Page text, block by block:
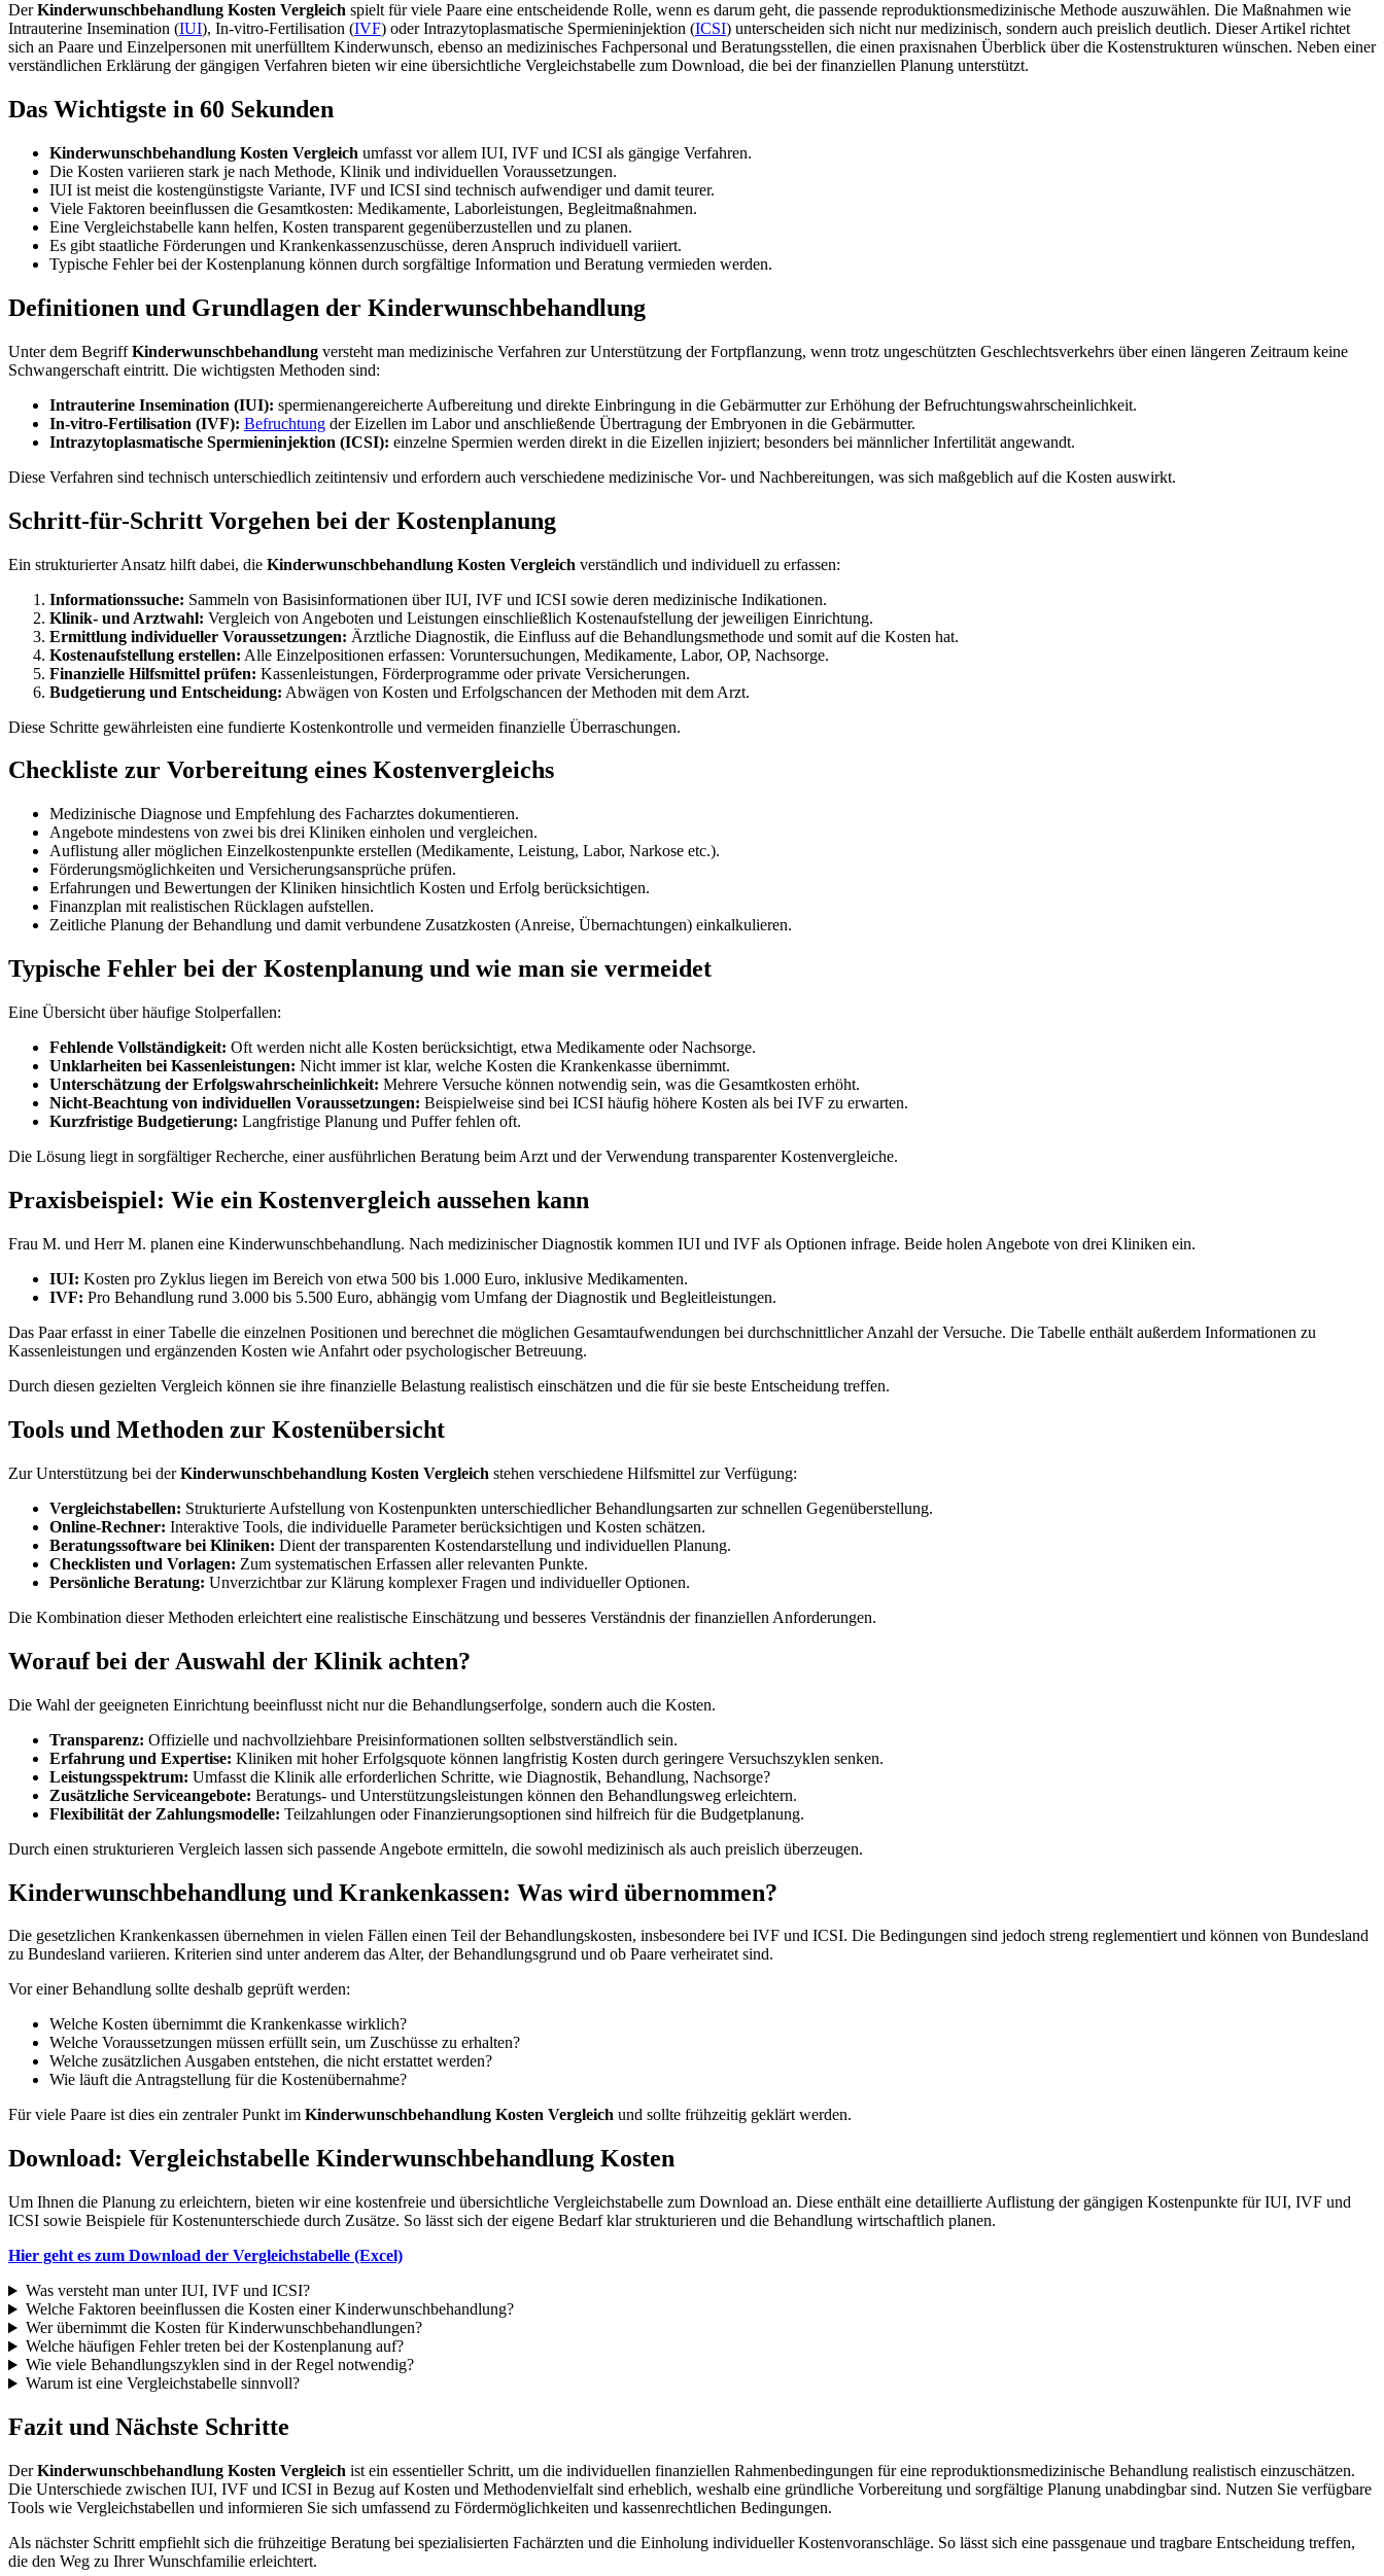
DerKinderwunschbehandlung Kosten Vergleich spielt für viele Paare eine entscheidende Rolle, wenn es darum geht, die passende reproduktionsmedizinische Methode auszuwählen. Die Maßnahmen wie
Intrauterine Insemination (IUI), In-vitro-Fertilisation (IVF) oder Intrazytoplasmatische Spermieninjektion (ICSI) unterscheiden sich nicht nur medizinisch, sondern auch preislich deutlich. Dieser Artikel richtet
sich an Paare und Einzelpersonen mit unerfülltem Kinderwunsch, ebenso an medizinisches Fachpersonal und Beratungsstellen, die einen praxisnahen Überblick über die Kostenstrukturen wünschen. Neben einer
verständlichen Erklärung der gängigen Verfahren bieten wir eine übersichtliche Vergleichstabelle zum Download, die bei der finanziellen Planung unterstützt.
Das Wichtigste in 60 Sekunden
Kinderwunschbehandlung Kosten Vergleich umfasst vor allem IUI, IVF und ICSI als gängige Verfahren.
Die Kosten variieren stark je nach Methode, Klinik und individuellen Voraussetzungen.
IUI ist meist die kostengünstigste Variante, IVF und ICSI sind technisch aufwendiger und damit teurer.
Viele Faktoren beeinflussen die Gesamtkosten: Medikamente, Laborleistungen, Begleitmaßnahmen.
Eine Vergleichstabelle kann helfen, Kosten transparent gegenüberzustellen und zu planen.
Es gibt staatliche Förderungen und Krankenkassenzuschüsse, deren Anspruch individuell variiert.
Typische Fehler bei der Kostenplanung können durch sorgfältige Information und Beratung vermieden werden.
Definitionen und Grundlagen der Kinderwunschbehandlung
Unter dem BegriffKinderwunschbehandlung versteht man medizinische Verfahren zur Unterstützung der Fortpflanzung, wenn trotz ungeschützten Geschlechtsverkehrs über einen längeren Zeitraum keine
Schwangerschaft eintritt. Die wichtigsten Methoden sind:
Intrauterine Insemination (IUI): spermienangereicherte Aufbereitung und direkte Einbringung in die Gebärmutter zur Erhöhung der Befruchtungswahrscheinlichkeit.
In-vitro-Fertilisation (IVF): Befruchtung der Eizellen im Labor und anschließende Übertragung der Embryonen in die Gebärmutter.
Intrazytoplasmatische Spermieninjektion (ICSI): einzelne Spermien werden direkt in die Eizellen injiziert; besonders bei männlicher Infertilität angewandt.
Diese Verfahren sind technisch unterschiedlich zeitintensiv und erfordern auch verschiedene medizinische Vor- und Nachbereitungen, was sich maßgeblich auf die Kosten auswirkt.
Schritt-für-Schritt Vorgehen bei der Kostenplanung
Ein strukturierter Ansatz hilft dabei, die Kinderwunschbehandlung Kosten Vergleich verständlich und individuell zu erfassen:
Informationssuche: Sammeln von Basisinformationen über IUI, IVF und ICSI sowie deren medizinische Indikationen.
Klinik- und Arztwahl: Vergleich von Angeboten und Leistungen einschließlich Kostenaufstellung der jeweiligen Einrichtung.
Ermittlung individueller Voraussetzungen: Ärztliche Diagnostik, die Einfluss auf die Behandlungsmethode und somit auf die Kosten hat.
Kostenaufstellung erstellen: Alle Einzelpositionen erfassen: Voruntersuchungen, Medikamente, Labor, OP, Nachsorge.
Finanzielle Hilfsmittel prüfen: Kassenleistungen, Förderprogramme oder private Versicherungen.
Budgetierung und Entscheidung: Abwägen von Kosten und Erfolgschancen der Methoden mit dem Arzt.
Diese Schritte gewährleisten eine fundierte Kostenkontrolle und vermeiden finanzielle Überraschungen.
Checkliste zur Vorbereitung eines Kostenvergleichs
Medizinische Diagnose und Empfehlung des Facharztes dokumentieren.
Angebote mindestens von zwei bis drei Kliniken einholen und vergleichen.
Auflistung aller möglichen Einzelkostenpunkte erstellen (Medikamente, Leistung, Labor, Narkose etc.).
Förderungsmöglichkeiten und Versicherungsansprüche prüfen.
Erfahrungen und Bewertungen der Kliniken hinsichtlich Kosten und Erfolg berücksichtigen.
Finanzplan mit realistischen Rücklagen aufstellen.
Zeitliche Planung der Behandlung und damit verbundene Zusatzkosten (Anreise, Übernachtungen) einkalkulieren.
Typische Fehler bei der Kostenplanung und wie man sie vermeidet
Eine Übersicht über häufige Stolperfallen:
Fehlende Vollständigkeit: Oft werden nicht alle Kosten berücksichtigt, etwa Medikamente oder Nachsorge.
Unklarheiten bei Kassenleistungen: Nicht immer ist klar, welche Kosten die Krankenkasse übernimmt.
Unterschätzung der Erfolgswahrscheinlichkeit: Mehrere Versuche können notwendig sein, was die Gesamtkosten erhöht.
Nicht-Beachtung von individuellen Voraussetzungen: Beispielweise sind bei ICSI häufig höhere Kosten als bei IVF zu erwarten.
Kurzfristige Budgetierung: Langfristige Planung und Puffer fehlen oft.
Die Lösung liegt in sorgfältiger Recherche, einer ausführlichen Beratung beim Arzt und der Verwendung transparenter Kostenvergleiche.
Praxisbeispiel: Wie ein Kostenvergleich aussehen kann
Frau M. und Herr M. planen eine Kinderwunschbehandlung. Nach medizinischer Diagnostik kommen IUI und IVF als Optionen infrage. Beide holen Angebote von drei Kliniken ein.
IUI: Kosten pro Zyklus liegen im Bereich von etwa 500 bis 1.000 Euro, inklusive Medikamenten.
IVF: Pro Behandlung rund 3.000 bis 5.500 Euro, abhängig vom Umfang der Diagnostik und Begleitleistungen.
Das Paar erfasst in einer Tabelle die einzelnen Positionen und berechnet die möglichen Gesamtaufwendungen bei durchschnittlicher Anzahl der Versuche. Die Tabelle enthält außerdem Informationen zu
Kassenleistungen und ergänzenden Kosten wie Anfahrt oder psychologischer Betreuung.
Durch diesen gezielten Vergleich können sie ihre finanzielle Belastung realistisch einschätzen und die für sie beste Entscheidung treffen.
Tools und Methoden zur Kostenübersicht
Zur Unterstützung bei derKinderwunschbehandlung Kosten Vergleich stehen verschiedene Hilfsmittel zur Verfügung:
Vergleichstabellen: Strukturierte Aufstellung von Kostenpunkten unterschiedlicher Behandlungsarten zur schnellen Gegenüberstellung.
Online-Rechner: Interaktive Tools, die individuelle Parameter berücksichtigen und Kosten schätzen.
Beratungssoftware bei Kliniken: Dient der transparenten Kostendarstellung und individuellen Planung.
Checklisten und Vorlagen: Zum systematischen Erfassen aller relevanten Punkte.
Persönliche Beratung: Unverzichtbar zur Klärung komplexer Fragen und individueller Optionen.
Die Kombination dieser Methoden erleichtert eine realistische Einschätzung und besseres Verständnis der finanziellen Anforderungen.
Worauf bei der Auswahl der Klinik achten?
Die Wahl der geeigneten Einrichtung beeinflusst nicht nur die Behandlungserfolge, sondern auch die Kosten.
Transparenz: Offizielle und nachvollziehbare Preisinformationen sollten selbstverständlich sein.
Erfahrung und Expertise: Kliniken mit hoher Erfolgsquote können langfristig Kosten durch geringere Versuchszyklen senken.
Leistungsspektrum: Umfasst die Klinik alle erforderlichen Schritte, wie Diagnostik, Behandlung, Nachsorge?
Zusätzliche Serviceangebote: Beratungs- und Unterstützungsleistungen können den Behandlungsweg erleichtern.
Flexibilität der Zahlungsmodelle: Teilzahlungen oder Finanzierungsoptionen sind hilfreich für die Budgetplanung.
Durch einen strukturieren Vergleich lassen sich passende Angebote ermitteln, die sowohl medizinisch als auch preislich überzeugen.
Kinderwunschbehandlung und Krankenkassen: Was wird übernommen?
Die gesetzlichen Krankenkassen übernehmen in vielen Fällen einen Teil der Behandlungskosten, insbesondere bei IVF und ICSI. Die Bedingungen sind jedoch streng reglementiert und können von Bundesland
zu Bundesland variieren. Kriterien sind unter anderem das Alter, der Behandlungsgrund und ob Paare verheiratet sind.
Vor einer Behandlung sollte deshalb geprüft werden:
Welche Kosten übernimmt die Krankenkasse wirklich?
Welche Voraussetzungen müssen erfüllt sein, um Zuschüsse zu erhalten?
Welche zusätzlichen Ausgaben entstehen, die nicht erstattet werden?
Wie läuft die Antragstellung für die Kostenübernahme?
Für viele Paare ist dies ein zentraler Punkt im Kinderwunschbehandlung Kosten Vergleich und sollte frühzeitig geklärt werden.
Download: Vergleichstabelle Kinderwunschbehandlung Kosten
Um Ihnen die Planung zu erleichtern, bieten wir eine kostenfreie und übersichtliche Vergleichstabelle zum Download an. Diese enthält eine detaillierte Auflistung der gängigen Kostenpunkte für IUI, IVF und
ICSI sowie Beispiele für Kostenunterschiede durch Zusätze. So lässt sich der eigene Bedarf klar strukturieren und die Behandlung wirtschaftlich planen.
Hier geht es zum Download der Vergleichstabelle (Excel)
Was versteht man unter IUI, IVF und ICSI?
Welche Faktoren beeinflussen die Kosten einer Kinderwunschbehandlung?
Wer übernimmt die Kosten für Kinderwunschbehandlungen?
Welche häufigen Fehler treten bei der Kostenplanung auf?
Wie viele Behandlungszyklen sind in der Regel notwendig?
Warum ist eine Vergleichstabelle sinnvoll?
Fazit und Nächste Schritte
DerKinderwunschbehandlung Kosten Vergleich ist ein essentieller Schritt, um die individuellen finanziellen Rahmenbedingungen für eine reproduktionsmedizinische Behandlung realistisch einzuschätzen.
Die Unterschiede zwischen IUI, IVF und ICSI in Bezug auf Kosten und Methodenvielfalt sind erheblich, weshalb eine gründliche Vorbereitung und sorgfältige Planung unabdingbar sind. Nutzen Sie verfügbare
Tools wie Vergleichstabellen und informieren Sie sich umfassend zu Fördermöglichkeiten und kassenrechtlichen Bedingungen.
Als nächster Schritt empfiehlt sich die frühzeitige Beratung bei spezialisierten Fachärzten und die Einholung individueller Kostenvoranschläge. So lässt sich eine passgenaue und tragbare Entscheidung treffen,
die den Weg zu Ihrer Wunschfamilie erleichtert.